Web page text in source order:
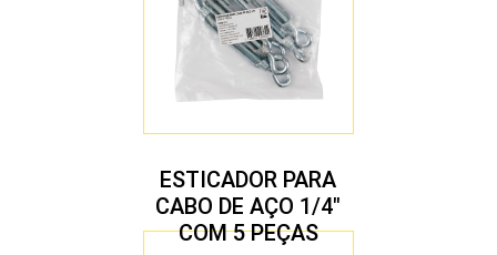
ESTICADOR PARA
CABO DE AÇO 1/4″
COM 5 PEÇAS